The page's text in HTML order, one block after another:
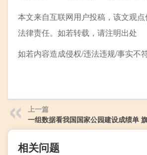
本文来自互联网用户投稿，该文观
法律责任。如若转载，请注明出处
如若内容造成侵权/违法违规/事实不
上一篇
一组数据看我国国家公园建设成绩单
相关问题